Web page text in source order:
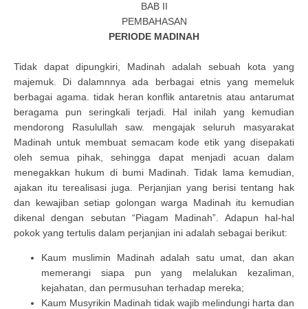
BAB II
PEMBAHASAN
PERIODE MADINAH
Tidak dapat dipungkiri, Madinah adalah sebuah kota yang
majemuk. Di dalamnnya ada berbagai etnis yang memeluk
berbagai agama. tidak heran konflik antaretnis atau antarumat
beragama pun seringkali terjadi. Hal inilah yang kemudian
mendorong Rasulullah saw. mengajak seluruh masyarakat
Madinah untuk membuat semacam kode etik yang disepakati
oleh semua pihak, sehingga dapat menjadi acuan dalam
menegakkan hukum di bumi Madinah. Tidak lama kemudian,
ajakan itu terealisasi juga. Perjanjian yang berisi tentang hak
dan kewajiban setiap golongan warga Madinah itu kemudian
dikenal dengan sebutan “Piagam Madinah”. Adapun hal-hal
pokok yang tertulis dalam perjanjian ini adalah sebagai berikut:
Kaum muslimin Madinah adalah satu umat, dan akan
memerangi siapa pun yang melalukan kezaliman,
kejahatan, dan permusuhan terhadap mereka;
Kaum Musyrikin Madinah tidak wajib melindungi harta dan